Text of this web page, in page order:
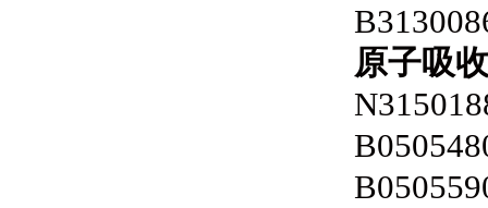
原子吸